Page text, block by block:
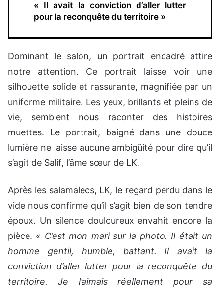
« Il avait la conviction d’aller lutter
pour la reconquête du territoire »
Dominant le salon, un portrait encadré attire
notre attention. Ce portrait laisse voir une
silhouette solide et rassurante, magnifiée par un
uniforme militaire. Les yeux, brillants et pleins de
vie, semblent nous raconter des histoires
muettes. Le portrait, baigné dans une douce
lumière ne laisse aucune ambigüité pour dire qu’il
s’agit de Salif, l’âme sœur de LK.
Après les salamalecs, LK, le regard perdu dans le
vide nous confirme qu’il s’agit bien de son tendre
époux. Un silence douloureux envahit encore la
pièce. « C’est mon mari sur la photo. Il était un
homme gentil, humble, battant. Il avait la
conviction d’aller lutter pour la reconquête du
territoire. Je l’aimais réellement pour sa